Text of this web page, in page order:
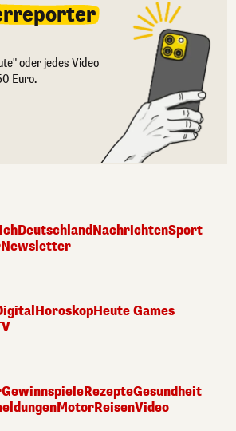
oder jedes Video
Euro.
DeutschlandNachrichtenSport
Newsletter
HoroskopHeute Games
GewinnspieleRezepteGesundheit
MotorReisenVideo